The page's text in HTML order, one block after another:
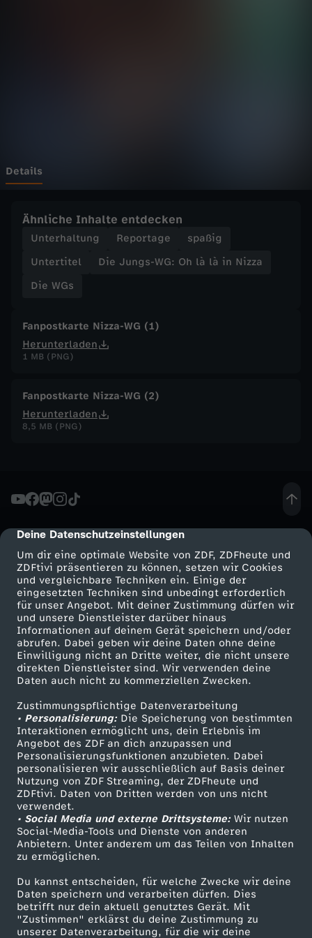
cmp-dialog-description
Deine Datenschutzeinstellungen
Um dir eine optimale Website von ZDF, ZDFheute und
ZDFtivi präsentieren zu können, setzen wir Cookies
und vergleichbare Techniken ein. Einige der
eingesetzten Techniken sind unbedingt erforderlich
für unser Angebot. Mit deiner Zustimmung dürfen wir
und unsere Dienstleister darüber hinaus
Informationen auf deinem Gerät speichern und/oder
abrufen. Dabei geben wir deine Daten ohne deine
Einwilligung nicht an Dritte weiter, die nicht unsere
direkten Dienstleister sind. Wir verwenden deine
Daten auch nicht zu kommerziellen Zwecken.
Zustimmungspflichtige Datenverarbeitung
• Personalisierung:Die Speicherung von bestimmten
Interaktionen ermöglicht uns, dein Erlebnis im
Angebot des ZDF an dich anzupassen und
Personalisierungsfunktionen anzubieten. Dabei
personalisieren wir ausschließlich auf Basis deiner
Nutzung von ZDF Streaming, der ZDFheute und
ZDFtivi. Daten von Dritten werden von uns nicht
verwendet.
• Social Media und externe Drittsysteme:Wir nutzen
Social-Media-Tools und Dienste von anderen
Anbietern. Unter anderem um das Teilen von Inhalten
zu ermöglichen.
Du kannst entscheiden, für welche Zwecke wir deine
Daten speichern und verarbeiten dürfen. Dies
betrifft nur dein aktuell genutztes Gerät. Mit
"Zustimmen" erklärst du deine Zustimmung zu
unserer Datenverarbeitung, für die wir deine
O
l
à
à
n
z
z
a
-
L
a
s
s
e
i
n
f
a
Details
Ähnliche Inhalte entdecken
Unterhaltung Reportage
spaßig
Untertitel
Die Jungs-WG: Oh là là in Nizza
Die WGs
Fanpostkarte Nizza-WG (1)
Herunterladen
1 MB (PNG)
Fanpostkarte Nizza-WG (2)
Herunterladen
8,5 MB (PNG)
Mehr ZDF
ZDF-Apps
Smart TV
ZDFtext
Livestreams
Sendungen A-Z
TV-Programm
Service
ZDFmitreden
Kontakt zum ZDF
Tickets
Zuschauerservice
Hilfe
ZDF Unternehmen
Karriere
ZDF goes Schule
Werbefernsehen
Mainzelmännchen